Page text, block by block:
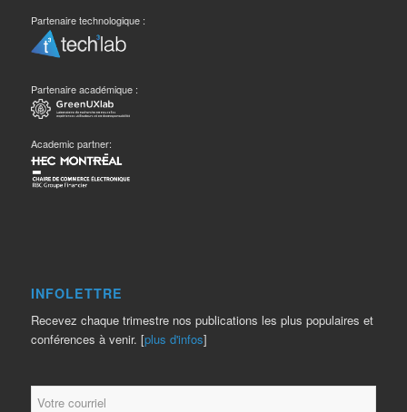
Partenaire technologique :
Partenaire académique :
Academic partner:
INFOLETTRE
Recevez chaque trimestre nos publications les plus populaires et
conférences à venir. [plus d'infos]